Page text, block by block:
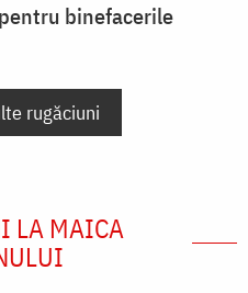
binefacerile
rugăciuni
LA MAICA